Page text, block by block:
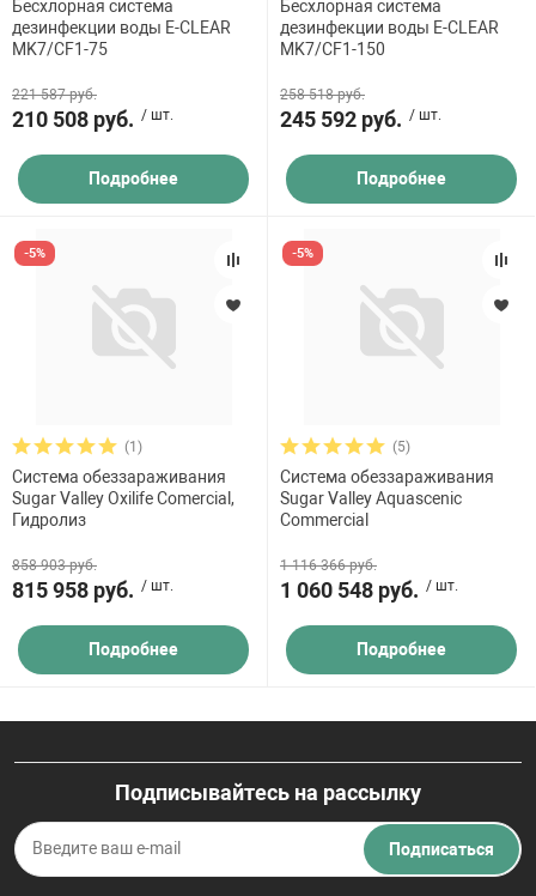
бассейна
Бесхлорная система
дезинфекции воды E-CLEAR
MK7/CF1-75
221 587 руб.
210 508 руб. / шт.
Подробнее
Бесхлорная система
дезинфекции воды E-CLEAR
MK7/CF1-150
258 518 руб.
245 592 руб. / шт.
Подробнее
-5%
(1)
Система обеззараживания
Sugar Valley Oxilife Comercial,
Гидролиз
858 903 руб.
815 958 руб. / шт.
Подробнее
-5%
(5)
Система обеззараживания
Sugar Valley Aquascenic
Commercial
1 116 366 руб.
1 060 548 руб. / шт.
Подробнее
Подписывайтесь на рассылку
Подписаться